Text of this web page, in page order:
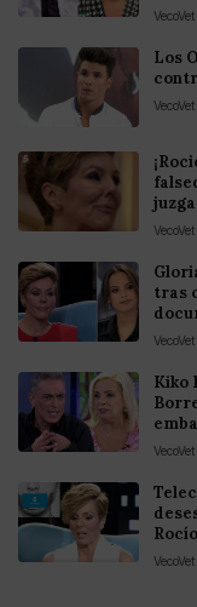
VecoVet
Los
VecoVet
VecoVet
tras
VecoVet
Kiko
VecoVet
VecoVet